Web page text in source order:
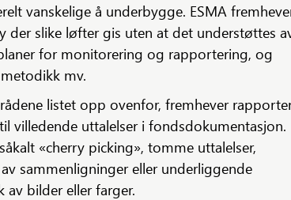
vanskelige å underbygge. ESMA
der slike løfter gis uten at det understøttes
for monitorering og rapportering, og
mv.
listet opp ovenfor, fremhever
villedende uttalelser i fondsdokumentasjon.
«cherry picking», tomme uttalelser,
sammenligninger eller underliggende
av bilder eller farger.